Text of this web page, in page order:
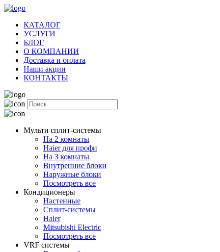
КАТАЛОГ
УСЛУГИ
БЛОГ
О КОМПАНИИ
Доставка и оплата
Наши акции
КОНТАКТЫ
Мульти сплит-системы
На 2 комнаты
Haier для профи
На 3 комнаты
Внутренние блоки
Наружные блоки
Посмотреть все
Кондиционеры
Настенные
Сплит-системы
Haier
Mitsubishi Electric
Посмотреть все
VRF системы